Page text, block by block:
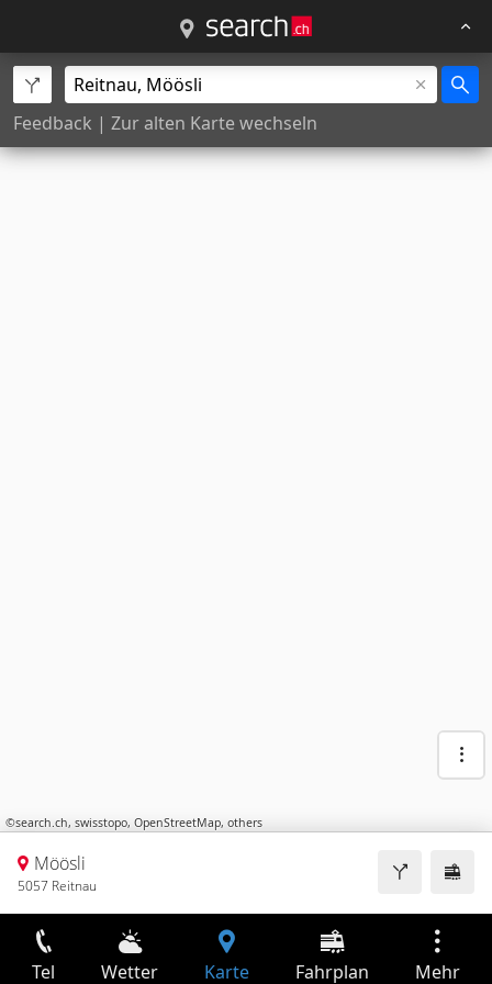
Feedback | Zur alten Karte wechseln
©search.ch, swisstopo, OpenStreetMap, others
Möösli
5057 Reitnau
Tel Wetter Karte Fahrplan Mehr